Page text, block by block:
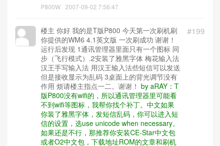
P800W 2007-09-02 7:56:47
#199
楼主 你好 我的是T版P800 今天第一次刷机刷
你提供的WM6 4.1英文版 一次刷成功 谢谢！
运行后发现 1通讯管理器里面只有一个图标 同
步（飞行模式）.2安装了雅黑字体 梅花输入法
汉王手写输入法 用汉王输入法些短信可以发送
但是接收显示为乱码 3桌面上的背光调节没有
作用 烦请楼主指点一二。谢谢！ by aRAY：T
版P800没有wifi的，所以通讯管理器里可能看
不到wifi等图标，我帮你找个补丁。中文如果
你装了雅黑字体，发短信乱码，你可以进入短
信的设置，选use unicode when necessary。
如果还是不行，那推荐你安装CE-Star中文包
或者O2中文包，下载地址ROM的文章和刷机